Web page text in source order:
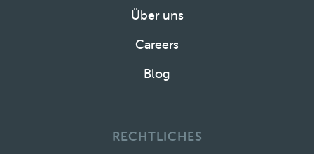
Über uns
Careers
Blog
RECHTLICHES